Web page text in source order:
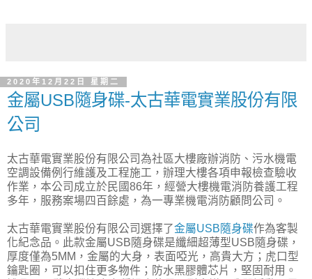
2020年12月22日 星期二
金屬USB隨身碟-太古華電實業股份有限
公司
太古華電實業股份有限公司為社區大樓廠辦消防、污水機電
空調設備例行維護及工程施工，辦理大樓各項申報檢查驗收
作業，本公司成立於民國86年，經營大樓機電消防養護工程
多年，服務案場四百餘處，為一專業機電消防顧問公司。
太古華電實業股份有限公司選擇了金屬USB隨身碟作為客製
化紀念品。此款金屬USB隨身碟是纖細超薄型USB隨身碟，
厚度僅為5MM，金屬的大身，表面啞光，高貴大方；虎口型
鑰匙圈，可以扣住更多物件；防水黑膠體芯片，堅固耐用。